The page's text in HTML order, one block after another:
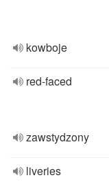
kowboje
red-faced
zawstydzony
liveries